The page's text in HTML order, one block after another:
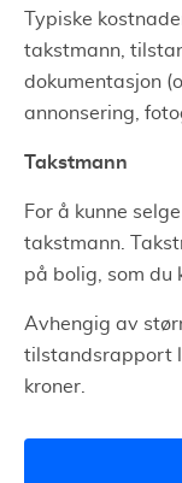
Typiske
takstmann,
dokumentasjon
annonsering,
Takstmann
For å kunne
takstmann.
på bolig, som du
Avhengig av
tilstandsrapport
kroner.